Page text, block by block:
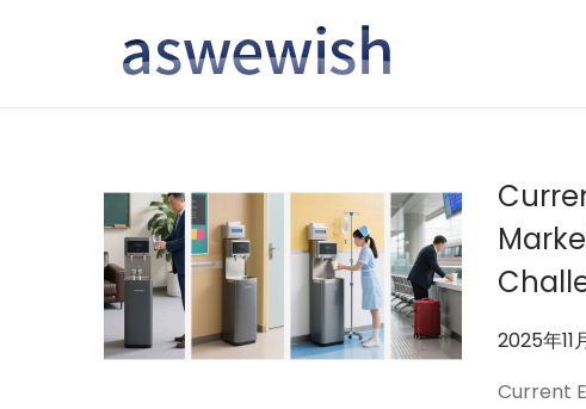
作
2025年11
Current